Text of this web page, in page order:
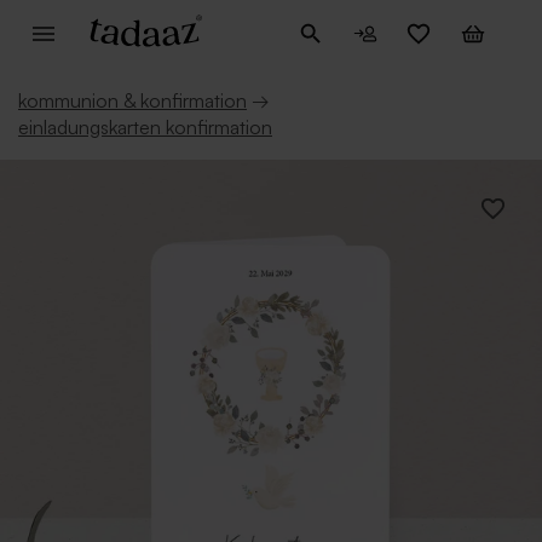
kommunion & konfirmation →
einladungskarten konfirmation